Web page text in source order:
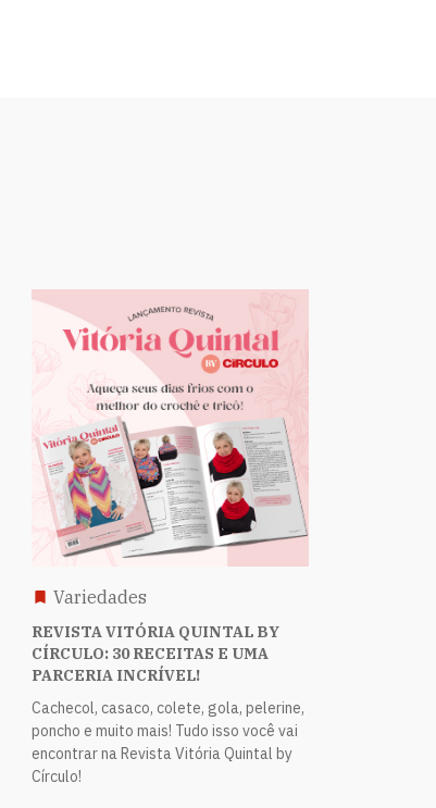
Variedades
REVISTA VITÓRIA QUINTAL BY
CÍRCULO: 30 RECEITAS E UMA
PARCERIA INCRÍVEL!
Cachecol, casaco, colete, gola, pelerine,
poncho e muito mais! Tudo isso você vai
encontrar na Revista Vitória Quintal by
Círculo!